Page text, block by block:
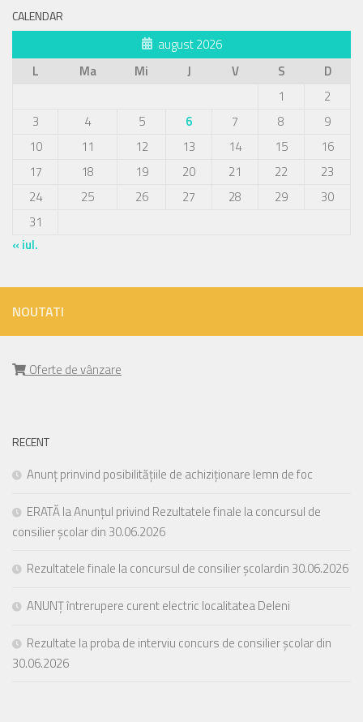
CALENDAR
august 2026
L
Ma Mi J V S
D
1
2
3
4 5 6 7 8
9
10
11 12 13 14 15
16
17
18 19 20 21 22
23
24
25 26 27 28 29
30
31
« iul.
NOUTATI
Oferte de vânzare
RECENT
Anunț prinvind posibilitățiile de achiziționare lemn de foc
ERATĂ la Anunțul privind Rezultatele finale la concursul de
consilier școlar din 30.06.2026
Rezultatele finale la concursul de consilier școlardin 30.06.2026
ANUNȚ întrerupere curent electric localitatea Deleni
Rezultate la proba de interviu concurs de consilier școlar din
30.06.2026